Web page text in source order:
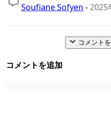
Soufiane Sofyen -2025
コメント
コメントを追加